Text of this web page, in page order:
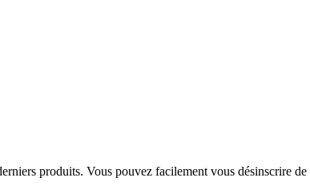
produits. Vous pouvez facilement vous désinscrire